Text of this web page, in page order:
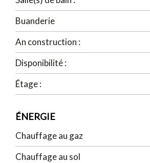
Buanderie
An construction :
Disponibilité :
Étage :
ÉNERGIE
Chauffage au gaz
Chauffage au sol